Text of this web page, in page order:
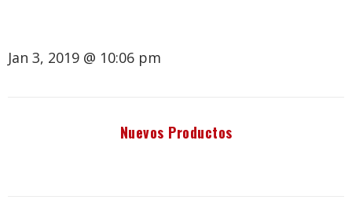
Jan 3, 2019 @ 10:06 pm
Nuevos Productos